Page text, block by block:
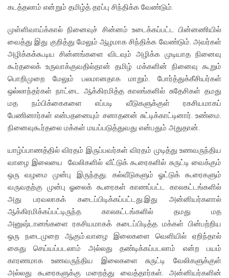
கடத்தலாம் என்றும் தமிழ்த் தரப்பு சிந்திக்க வேண்டும்.
முள்ளிவாய்க்கால் நினைவுச் சின்னம் உடைக்கப்பட்ட பின்னணியில்
வைத்து இது குறித்து மேலும் ஆழமாக சிந்திக்க வேண்டும். அவர்கள்
அழிக்கக்கூடிய சின்னங்களை விடவும் அழிக்க முடியாத நினைவு
கூர்தலைக் உருவாக்குவதில்தான் தமிழ் மக்களின் நினைவு கூறும்
பொறிமுறை மேலும் பலமானதாக மாறும். போர்த்துக்கீசியர்கள்
ஒல்லாந்தர்கள் நாட்டை ஆக்கிரமித்த காலங்களில் சுதேசிகள் தமது
மத நம்பிக்கைகளை எப்படி வீடுகளுக்குள் ரகசியமாகப்
பேணினார்கள் என்பதனையும் சனாதனன் சுட்டிக்காட்டினார். உண்மை.
நினைவுகூர்தலை மக்கள் மயப்படுத்துவது என்பதும் அதுதான்.
யாழ்ப்பாணத்தில் விரதம் இருப்பவர்கள் விரதம் முடித்து உணவருந்திய
வாழை இலையை வேலிகளில் வீட்டுக் கூரைகளில் சுருட்டி வைக்கும்
ஒரு வழமை முன்பு இருந்தது. கல்வீடுகளும் ஓட்டுக் கூரைகளும்
வருவதற்கு முன்பு ஓலைக் கூரைகள் காணப்பட்ட காலகட்டங்களில்
அது பரவலாகக் கடைப்பிடிக்கப்பட்டது.இது அன்னியர்களால்
ஆக்கிரமிக்கப்பட்டிருந்த காலகட்டங்களில் தமது மத
அனுஷ்டானங்களை ரகசியமாகக் கடைப்பிடித்த மக்கள் பின்பற்றிய
ஒரு நடைமுறை ஆகும்.வாழை இலைகளை வெளியில் ஏறிந்தால்
கைது செய்யப்படலாம் அல்லது தண்டிக்கப்படலாம் என்ற பயம்
காரணமாக உணவருந்திய இலைகளை சுருட்டி வேலிகளுக்குள்
அல்லது கூரைகளுக்கு மறைத்து வைத்தார்கள். அன்னியர்களின்